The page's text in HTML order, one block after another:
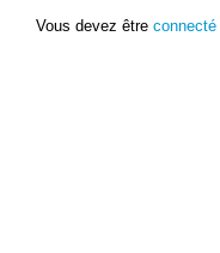
Vous devez être connecté